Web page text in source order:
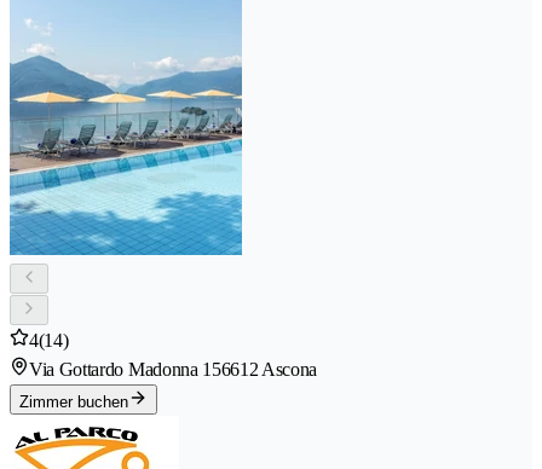
4(14)
Via Gottardo Madonna 156612 Ascona
Zimmer buchen